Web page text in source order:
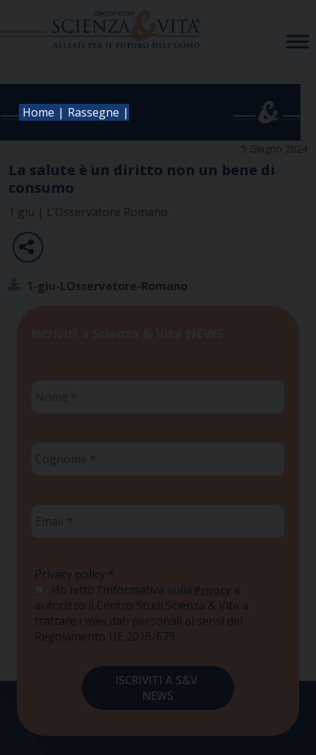
Home | Rassegne |
5 Giugno 2024
La salute è un diritto non un bene di
consumo
1 giu | L’Osservatore Romano
1-giu-LOsservatore-Romano
Privacy policy *
Ho letto l'informativa sulla Privacy e
autorizzo il Centro Studi Scienza & Vita a
trattare i miei dati personali ai sensi del
Regolamento UE 2016/679